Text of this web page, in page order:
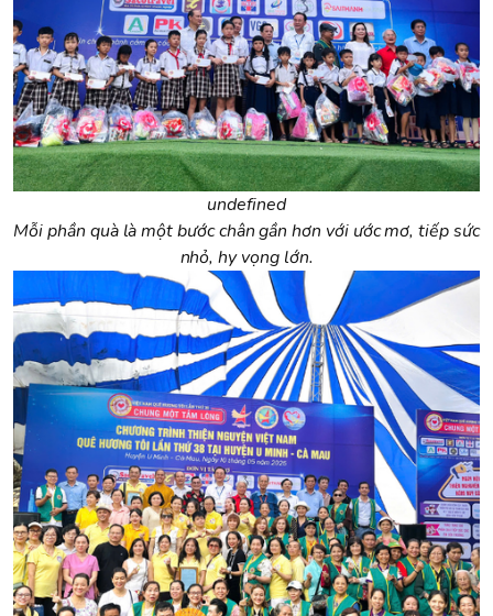
undefined
Mỗi phần quà là một bước chân gần hơn với ước mơ, tiếp sức
nhỏ, hy vọng lớn.